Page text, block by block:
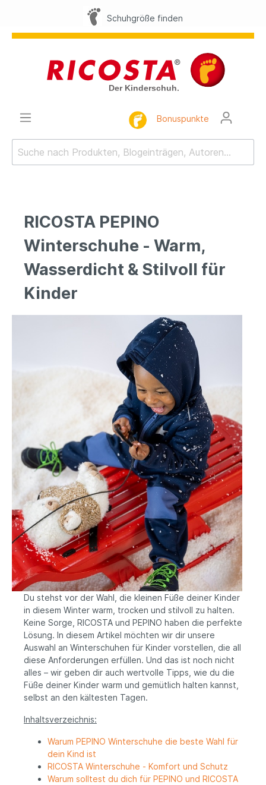
Schuhgröße finden
Bonuspunkte
RICOSTA PEPINO
Winterschuhe - Warm,
Wasserdicht & Stilvoll für
Kinder
Du stehst vor der Wahl, die kleinen Füße deiner Kinder
in diesem Winter warm, trocken und stilvoll zu halten.
Keine Sorge, RICOSTA und PEPINO haben die perfekte
Lösung. In diesem Artikel möchten wir dir unsere
Auswahl an Winterschuhen für Kinder vorstellen, die all
diese Anforderungen erfüllen. Und das ist noch nicht
alles – wir geben dir auch wertvolle Tipps, wie du die
Füße deiner Kinder warm und gemütlich halten kannst,
selbst an den kältesten Tagen.
Inhaltsverzeichnis:
Warum PEPINO Winterschuhe die beste Wahl für
dein Kind ist
RICOSTA Winterschuhe - Komfort und Schutz
Warum solltest du dich für PEPINO und RICOSTA